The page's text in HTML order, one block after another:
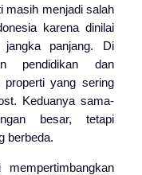
masih menjadi salah
karena dinilai
jangka panjang. Di
pendidikan dan
properti yang sering
Keduanya sama-
besar, tetapi
berbeda.